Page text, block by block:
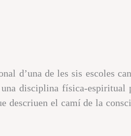
d’una de les sis escoles
disciplina física-espiritual
descriuen el camí de la